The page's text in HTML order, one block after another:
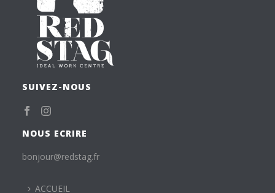
SUIVEZ-NOUS
NOUS ECRIRE
bonjour@redstag.fr
ACCUEIL